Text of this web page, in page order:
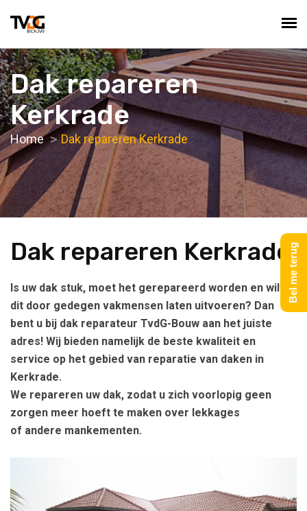
Dak repareren
Kerkrade
Home Dak repareren Kerkrade
Dak repareren Kerkrade
Is uw dak stuk, moet het gerepareerd worden en wilt u
dit door gedegen vakmensen laten uitvoeren? Dan
bent u bij dak reparateur TvdG-Bouw aan het juiste
adres! Wij bieden namelijk de beste kwaliteit en
service op het gebied van reparatie van daken in
Kerkrade.
We repareren uw dak, zodat u zich voorlopig geen
zorgen meer hoeft te maken over lekkages
of andere mankementen.
Bel me terug